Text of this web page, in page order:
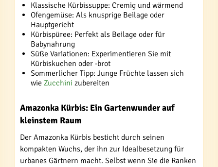
Klassische Kürbissuppe: Cremig und wärmend
Ofengemüse: Als knusprige Beilage oder
Hauptgericht
Kürbispüree: Perfekt als Beilage oder für
Babynahrung
Süße Variationen: Experimentieren Sie mit
Kürbiskuchen oder -brot
Sommerlicher Tipp: Junge Früchte lassen sich
wie Zucchini zubereiten
Amazonka Kürbis: Ein Gartenwunder auf
kleinstem Raum
Der Amazonka Kürbis besticht durch seinen
kompakten Wuchs, der ihn zur Idealbesetzung für
urbanes Gärtnern macht. Selbst wenn Sie die Ranken